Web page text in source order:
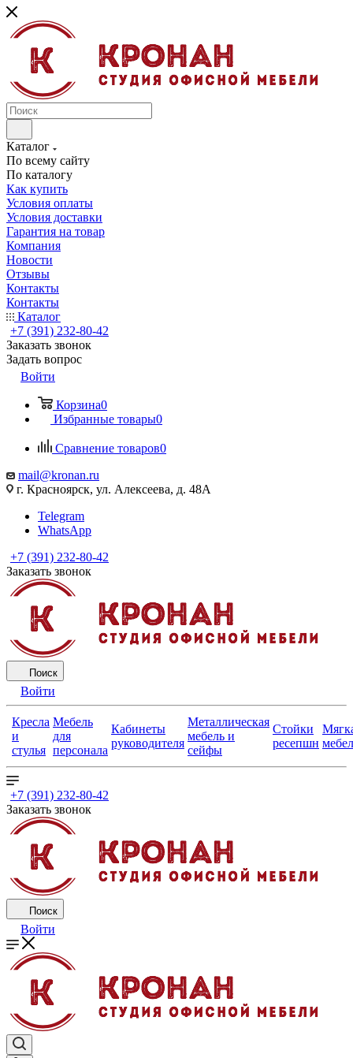
Каталог
По всему сайту
По каталогу
Как купить
Условия оплаты
Условия доставки
Гарантия на товар
Компания
Новости
Отзывы
Контакты
Контакты
Каталог
+7 (391) 232-80-42
Заказать звонок
Задать вопрос
Войти
Корзина0
Избранные товары0
Сравнение товаров0
mail@kronan.ru
г. Красноярск, ул. Алексеева, д. 48А
Telegram
WhatsApp
+7 (391) 232-80-42
Заказать звонок
Поиск
Войти
Кресла
и
стулья
Мебель
для
персонала
Кабинеты
руководителя
Металлическая
мебель и
сейфы
Стойки
ресепшн
+7 (391) 232-80-42
Заказать звонок
Поиск
Войти